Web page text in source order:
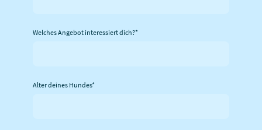
Welches Angebot interessiert dich?*
Alter deines Hundes*